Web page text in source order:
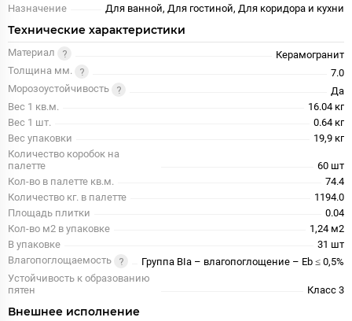
Назначение
Для ванной, Для гостиной, Для коридора и кухни
Технические характеристики
Материал
Керамогранит
Толщина мм.
7.0
Морозоустойчивость
Да
Вес 1 кв.м.
16.04 кг
Вес 1 шт.
0.64 кг
Вес упаковки
19,9 кг
Количество коробок на
палетте
60 шт
Кол-во в палетте кв.м.
74.4
Количество кг. в палетте
1194.0
Площадь плитки
0.04
Кол-во м2 в упаковке
1,24 м2
В упаковке
31 шт
Влагопоглощаемость
Группа BIa – влагопоглощение – Eb ≤ 0,5%
Устойчивость к образованию
пятен
Класс 3
Внешнее исполнение